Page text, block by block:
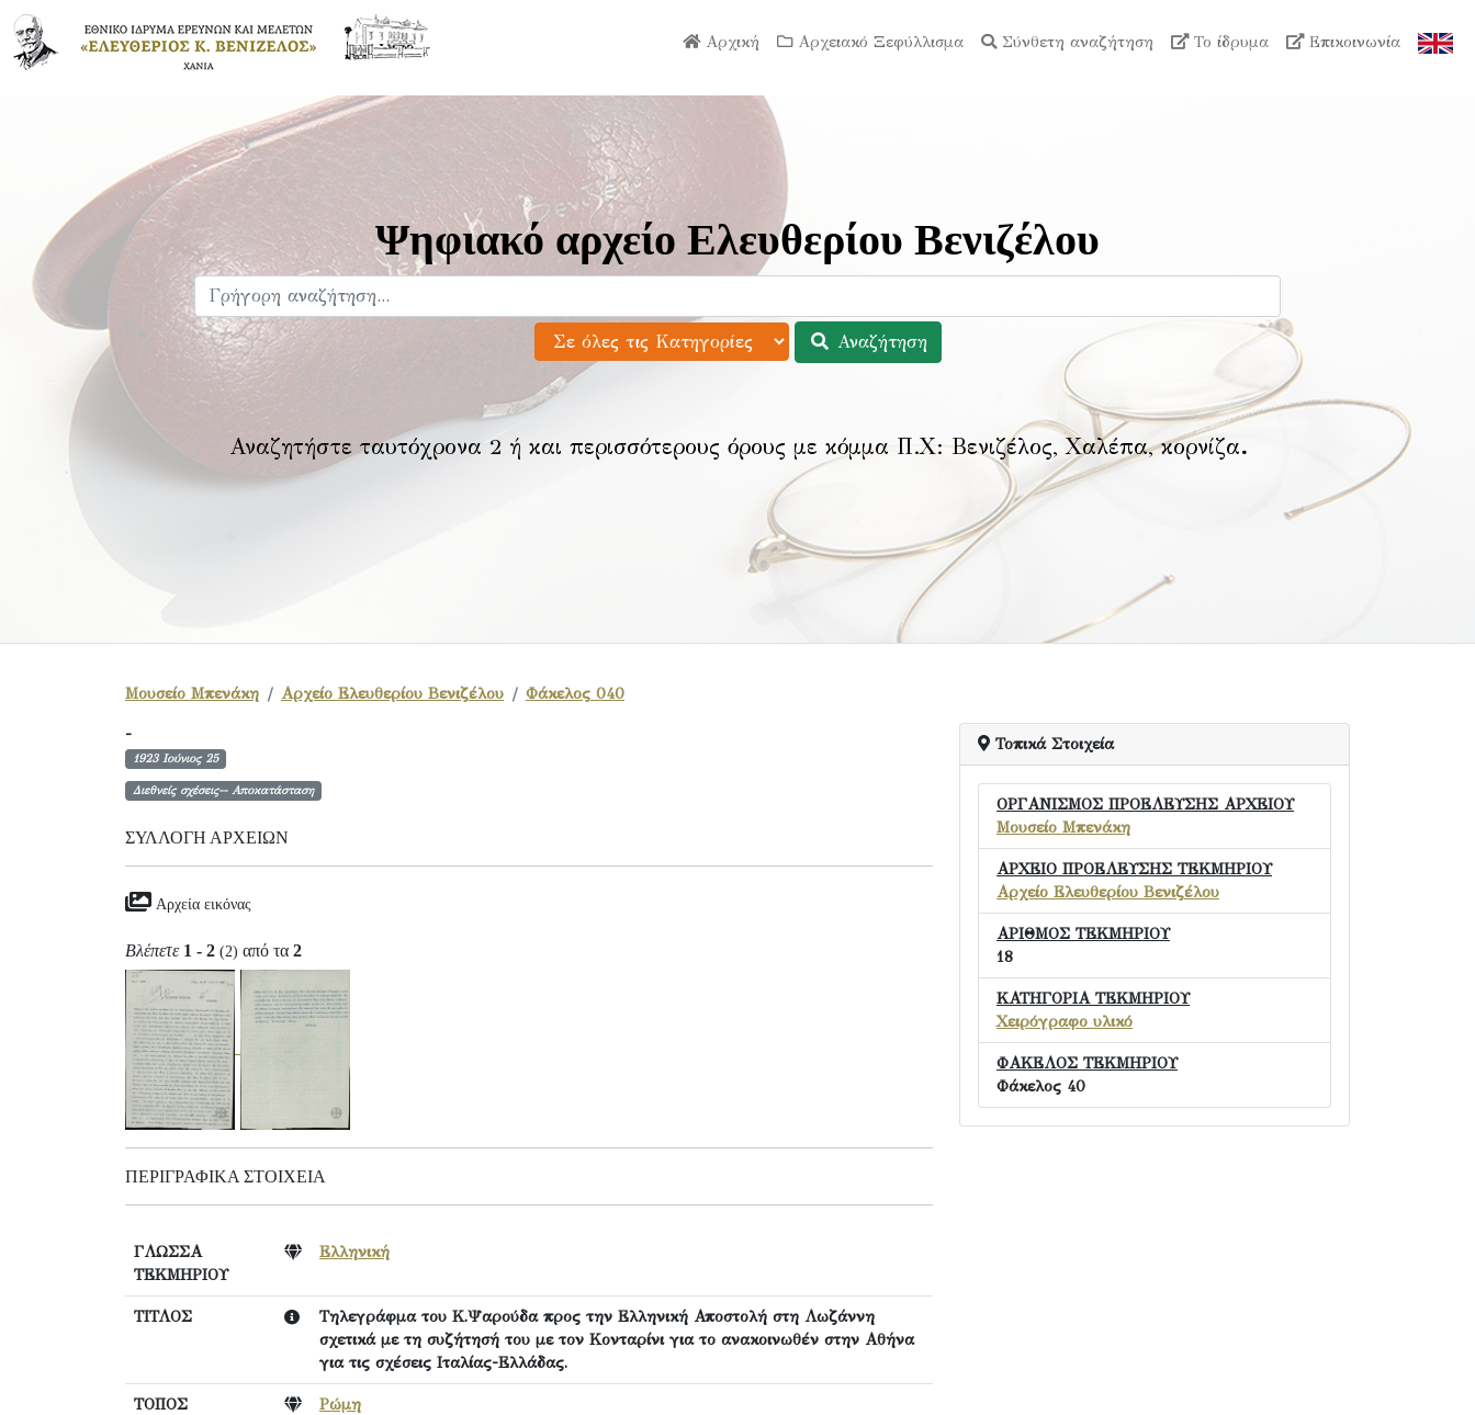
Αρχική Αρχειακό Ξεφύλλισμα Σύνθετη αναζήτηση Το ίδρυμα Επικοινωνία
Ψηφιακό αρχείο Ελευθερίου Βενιζέλου
Αναζήτηση
Αναζητήστε ταυτόχρονα 2 ή και περισσότερους όρους με κόμμα Π.Χ: Βενιζέλος, Χαλέπα, κορνίζα.
Μουσείο Μπενάκη Αρχείο Ελευθερίου Βενιζέλου Φάκελος 040
-
1923 Ιούνιος 25
Διεθνείς σχέσεις-- Αποκατάσταση
ΣΥΛΛΟΓΉ ΑΡΧΕΊΩΝ
Αρχεία εικόνας
Βλέπετε 1 - 2 (2) από τα 2
ΠΕΡΙΓΡΑΦΙΚΆ ΣΤΟΙΧΕΊΑ
ΓΛΩΣΣΑ
ΤΕΚΜΗΡΙΟΥ
Ελληνική
ΤΙΤΛΟΣ
Τηλεγράφμα του Κ.Ψαρούδα προς την Ελληνική Αποστολή στη Λωζάννη
σχετικά με τη συζήτησή του με τον Κονταρίνι για το ανακοινωθέν στην Αθήνα
για τις σχέσεις Ιταλίας-Ελλάδας.
ΤΟΠΟΣ
Ρώμη
Τοπικά Στοιχεία
ΟΡΓΑΝΙΣΜΟΣ ΠΡΟΕΛΕΥΣΗΣ ΑΡΧΕΙΟΥ
Μουσείο Μπενάκη
ΑΡΧΕΙΟ ΠΡΟΕΛΕΥΣΗΣ ΤΕΚΜΗΡΙΟΥ
Αρχείο Ελευθερίου Βενιζέλου
ΑΡΙΘΜΟΣ ΤΕΚΜΗΡΙΟΥ
18
ΚΑΤΗΓΟΡΙΑ ΤΕΚΜΗΡΙΟΥ
Χειρόγραφο υλικό
ΦΑΚΕΛΟΣ ΤΕΚΜΗΡΙΟΥ
Φάκελος 40